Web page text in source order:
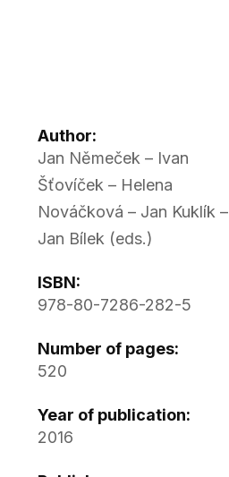
Author:
Jan Němeček – Ivan
Šťovíček – Helena
Nováčková – Jan Kuklík –
Jan Bílek (eds.)
ISBN:
978-80-7286-282-5
Number of pages:
520
Year of publication:
2016